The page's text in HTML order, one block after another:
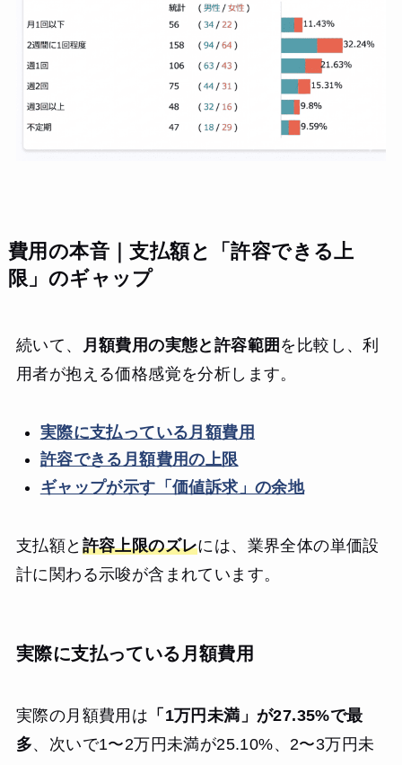
費用の本音｜支払額と「許容できる上
限」のギャップ
続いて、 月額費用の実態と許容範囲 を比較し、利
用者が抱える価格感覚を分析します。
実際に支払っている月額費用
許容できる月額費用の上限
ギャップが示す「価値訴求」の余地
支払額と 許容上限のズレには、業界全体の単価設
計に関わる示唆が含まれています。
実際に支払っている月額費用
実際の月額費用は 「1万円未満」が27.35%で最
多、次いで1〜2万円未満が25.10%、2〜3万円未